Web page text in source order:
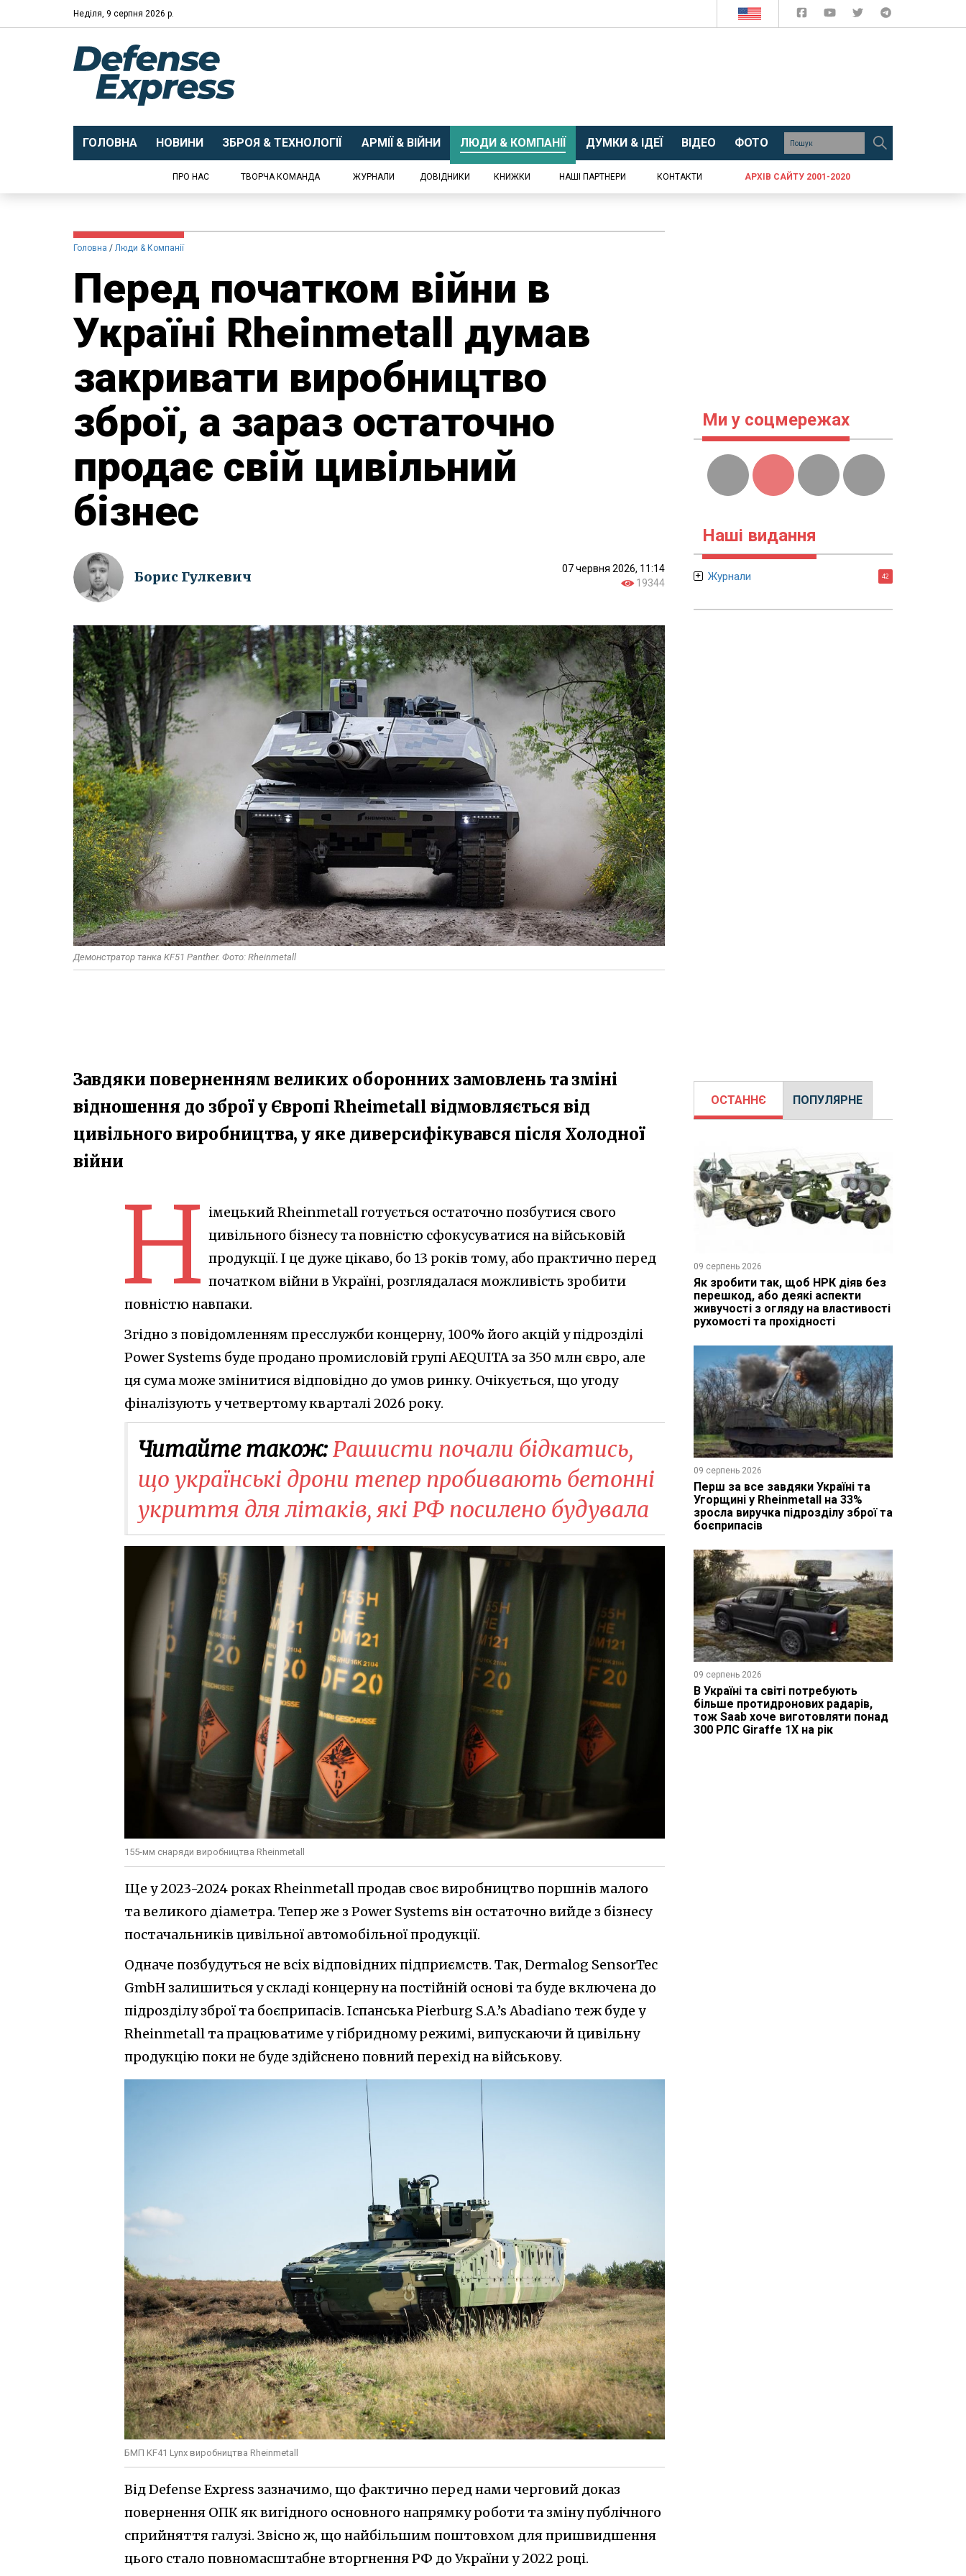
Неділя, 9 серпня 2026 р.
ГОЛОВНА НОВИНИ ЗБРОЯ & ТЕХНОЛОГІЇ АРМІЇ & ВІЙНИ ЛЮДИ & КОМПАНІЇ ДУМКИ & ІДЕЇ ВІДЕО ФОТО
ПРО НАС ТВОРЧА КОМАНДА ЖУРНАЛИ ДОВІДНИКИ КНИЖКИ НАШІ ПАРТНЕРИ КОНТАКТИ АРХІВ САЙТУ 2001-2020
Головна Люди & Компанії
Перед початком війни в
Україні Rheinmetall думав
закривати виробництво
зброї, а зараз остаточно
продає свій цивільний
бізнес
Борис Гулкевич
07 червня 2026, 11:14
19344
Демонстратор танка KF51 Panther. Фото: Rheinmetall
Завдяки поверненням великих оборонних замовлень та зміні
відношення до зброї у Європі Rheimetall відмовляється від
цивільного виробництва, у яке диверсифікувався після Холодної
війни
Н імецький Rheinmetall готується остаточно позбутися свого
цивільного бізнесу та повністю сфокусуватися на військовій
продукції. І це дуже цікаво, бо 13 років тому, або практично перед
початком війни в Україні, розглядалася можливість зробити
повністю навпаки.
Згідно з повідомленням пресслужби концерну, 100% його акцій у підрозділі
Power Systems буде продано промисловій групі AEQUITA за 350 млн євро, але
ця сума може змінитися відповідно до умов ринку. Очікується, що угоду
фіналізують у четвертому кварталі 2026 року.
Читайте також:Рашисти почали бідкатись,
що українські дрони тепер пробивають бетонні
укриття для літаків, які РФ посилено будувала
155-мм снаряди виробництва Rheinmetall
Ще у 2023-2024 роках Rheinmetall продав своє виробництво поршнів малого
та великого діаметра. Тепер же з Power Systems він остаточно вийде з бізнесу
постачальників цивільної автомобільної продукції.
Одначе позбудуться не всіх відповідних підприємств. Так, Dermalog SensorTec
GmbH залишиться у складі концерну на постійній основі та буде включена до
підрозділу зброї та боєприпасів. Іспанська Pierburg S.A.’s Abadiano теж буде у
Rheinmetall та працюватиме у гібридному режимі, випускаючи й цивільну
продукцію поки не буде здійснено повний перехід на військову.
БМП KF41 Lynx виробництва Rheinmetall
Від Defense Express зазначимо, що фактично перед нами черговий доказ
повернення ОПК як вигідного основного напрямку роботи та зміну публічного
сприйняття галузі. Звісно ж, що найбільшим поштовхом для пришвидшення
цього стало повномасштабне вторгнення РФ до України у 2022 році.
Ми у соцмережах
Наші видання
Журнали 42
ОСТАННЄ ПОПУЛЯРНЕ
09 серпень 2026
Як зробити так, щоб НРК діяв без
перешкод, або деякі аспекти
живучості з огляду на властивості
рухомості та прохідності
09 серпень 2026
Перш за все завдяки Україні та
Угорщині у Rheinmetall на 33%
зросла виручка підрозділу зброї та
боєприпасів
09 серпень 2026
В Україні та світі потребують
більше протидронових радарів,
тож Saab хоче виготовляти понад
300 РЛС Giraffe 1X на рік